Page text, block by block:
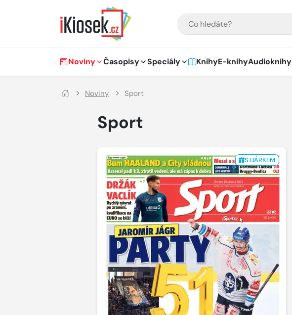
Hlavní navigace
Noviny Časopisy Speciály KnihyE-knihyAudioknihy
Noviny Sport
Sport
S DÁRKEM